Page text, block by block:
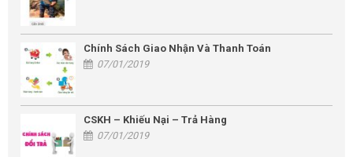
Chính Sách Giao Nhận Và Thanh Toán
07/01/2019
CSKH – Khiếu Nại – Trả Hàng
07/01/2019